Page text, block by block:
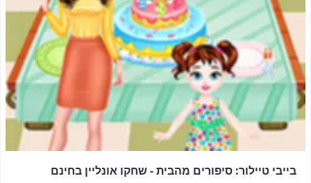
בייבי טיילור: סיפורים מהבית - שחקו אונליין בחינם